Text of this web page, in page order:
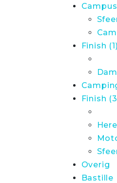
Finish
Finish
Overig
Bastille